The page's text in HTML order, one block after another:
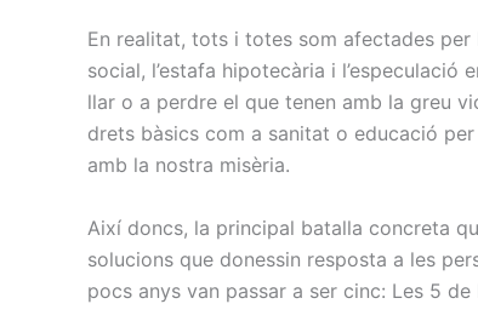
En realitat, tots i totes som afectades per
social, l’estafa hipotecària i
llar o a perdre el que tenen amb la greu
drets bàsics com a sanitat o educació
amb la nostra misèria.
Així doncs, la principal batalla concreta
solucions que donessin resposta a les
pocs anys van passar a ser cinc: Les 5 de